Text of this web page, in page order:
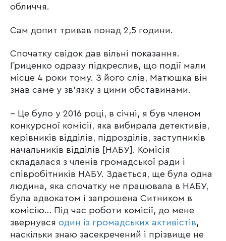
обличчя.
Сам допит тривав понад 2,5 години.
Спочатку свідок дав вільні показання.
Гриценко одразу підкреслив, що події мали
місце 4 роки тому. З його слів, Матюшка він
знав саме у зв’язку з цими обставинами.
– Це було у 2016 році, в січні, я був членом
конкурсної комісії, яка вибирала детективів,
керівників відділів, підрозділів, заступників
начальників відділів [НАБУ]. Комісія
складалася з членів громадської ради і
співробітників НАБУ. Здається, ще була одна
людина, яка спочатку не працювала в НАБУ,
була адвокатом і запрошена Ситником в
комісію… Під час роботи комісії, до мене
звернувся один із громадських активістів,
наскільки знаю засекречений і прізвище не